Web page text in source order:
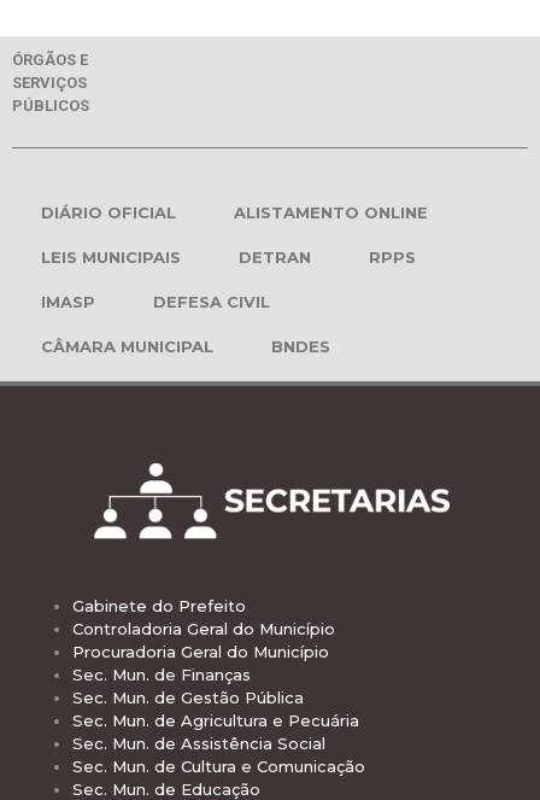
ÓRGÃOS E
SERVIÇOS
PÚBLICOS
DIÁRIO OFICIAL ALISTAMENTO ONLINE
LEIS MUNICIPAIS DETRAN RPPS
IMASP DEFESA CIVIL
CÂMARA MUNICIPAL BNDES
Gabinete do Prefeito
Controladoria Geral do Município
Procuradoria Geral do Município
Sec. Mun. de Finanças
Sec. Mun. de Gestão Pública
Sec. Mun. de Agricultura e Pecuária
Sec. Mun. de Assistência Social
Sec. Mun. de Cultura e Comunicação
Sec. Mun. de Educação